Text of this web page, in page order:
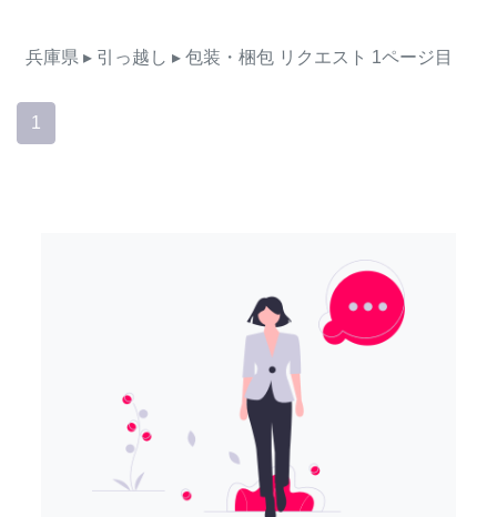
兵庫県 ▸ 引っ越し ▸ 包装・梱包 リクエスト 1ページ目
1